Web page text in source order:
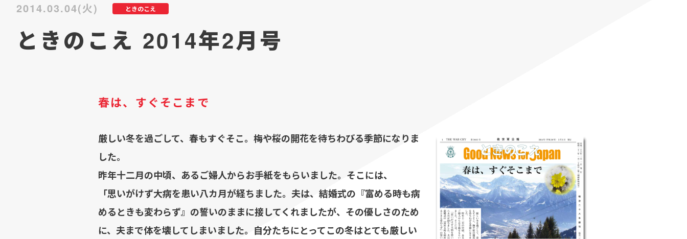
ときのこえ
2014.03.04(火)
ときのこえ 2014年2月号
春は、すぐそこまで
厳しい冬を過ごして、春もすぐそこ。梅や桜の開花を待ちわびる季節になりま
した。
昨年十二月の中頃、あるご婦人からお手紙をもらいました。そこには、
「思いがけず大病を患い八カ月が経ちました。夫は、結婚式の『富める時も病
めるときも変わらず』の誓いのままに接してくれましたが、その優しさのため
に、夫まで体を壊してしまいました。自分たちにとってこの冬はとても厳しい